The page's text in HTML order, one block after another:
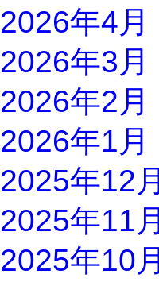
2026年4月
2026年3月
2026年2月
2026年1月
2025年12月
2025年11月
2025年10月